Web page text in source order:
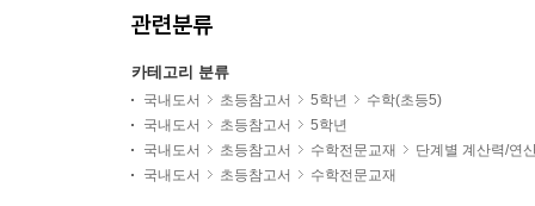
관련분류
카테고리 분류
국내도서 초등참고서 5학년
수학(초등5)
국내도서
초등참고서
5학년
국내도서
초등참고서 수학전문교재
단계별 계산력/연
국내도서
초등참고서 수학전문교재